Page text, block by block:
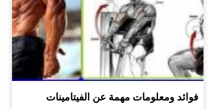
فوائد ومعلومات مهمة عن الفيتامينات